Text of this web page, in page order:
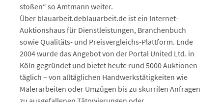
stoßen“ so Amtmann weiter.
Über blauarbeit.deblauarbeit.de ist ein Internet-
Auktionshaus für Dienstleistungen, Branchenbuch
sowie Qualitäts- und Preisvergleichs-Plattform. Ende
2004 wurde das Angebot von der Portal United Ltd. in
Köln gegründet und bietet heute rund 5000 Auktionen
täglich – von alltäglichen Handwerkstätigkeiten wie
Malerarbeiten oder Umzügen bis zu skurrilen Anfragen